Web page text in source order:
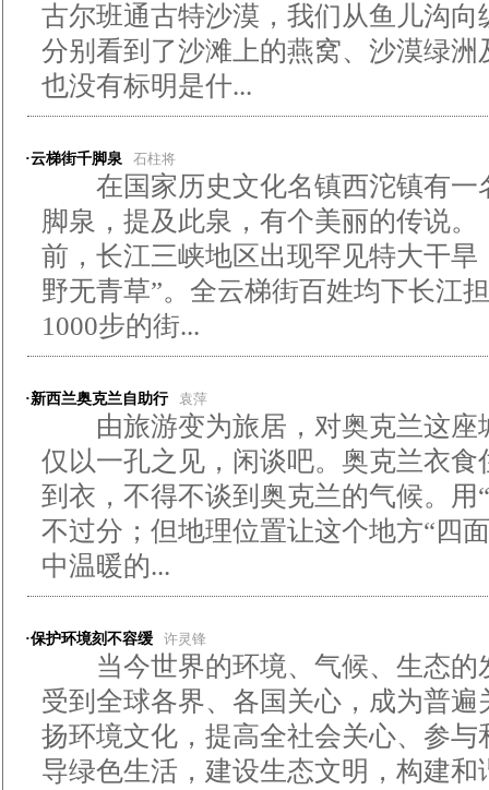
古尔班通古特沙漠，我们从鱼儿沟向
分别看到了沙滩上的燕窝、沙漠绿
也没有标明是什...
·云梯街千脚泉 石柱将
在国家历史文化名镇西沱镇有一
脚泉，提及此泉，有个美丽的传
前，长江三峡地区出现罕见特大干旱
野无青草”。全云梯街百姓均下长江
1000步的街...
·新西兰奥克兰自助行 袁萍
由旅游变为旅居，对奥克兰这座
仅以一孔之见，闲谈吧。奥克兰衣
到衣，不得不谈到奥克兰的气候。用
不过分；但地理位置让这个地方“四
中温暖的...
·保护环境刻不容缓 许灵锋
当今世界的环境、气候、生态的
受到全球各界、各国关心，成为普
扬环境文化，提高全社会关心、参
导绿色生活，建设生态文明，构建